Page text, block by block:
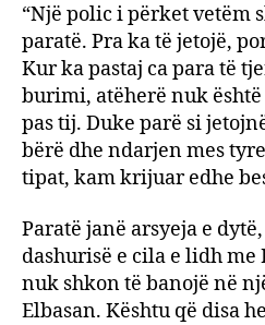
“Një polic i përket vetëm
paratë. Pra ka të jetojë,
Kur ka pastaj ca para të
burimi, atëherë nuk
pas tij. Duke parë si
bërë dhe ndarjen mes
tipat, kam krijuar edhe
Paratë janë arsyeja e
dashurisë e cila e lidh
nuk shkon të banojë në
Elbasan. Kështu që disa